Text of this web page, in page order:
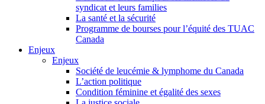
syndicat et leurs families
La santé et la sécurité
Programme de bourses pour l’équité des TUAC
Canada
Enjeux
Enjeux
Société de leucémie & lymphome du Canada
L’action politique
Condition féminine et égalité des sexes